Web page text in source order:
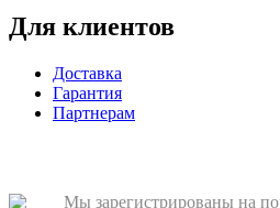
Для клиентов
Доставка
Гарантия
Партнерам
Мы зарегистрированы на